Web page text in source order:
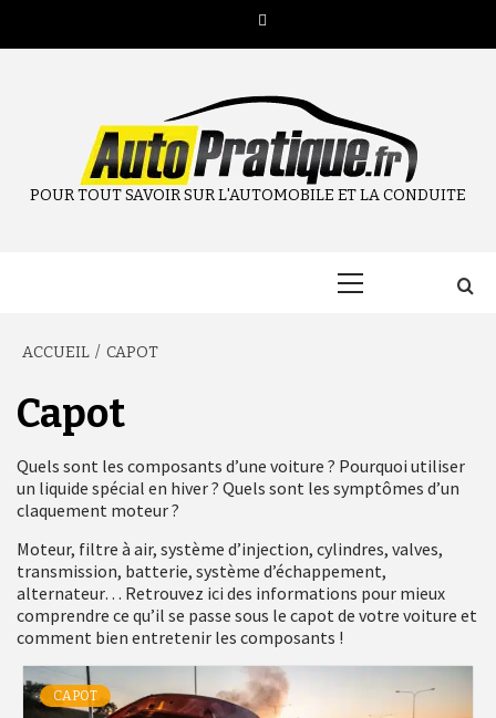
contenu
Twitter
POUR TOUT SAVOIR SUR L'AUTOMOBILE ET LA CONDUITE
ACCUEIL CAPOT
Capot
Quels sont les composants d’une voiture ? Pourquoi utiliser
un liquide spécial en hiver ? Quels sont les symptômes d’un
claquement moteur ?
Moteur, filtre à air, système d’injection, cylindres, valves,
transmission, batterie, système d’échappement,
alternateur… Retrouvez ici des informations pour mieux
comprendre ce qu’il se passe sous le capot de votre voiture et
comment bien entretenir les composants !
CAPOT